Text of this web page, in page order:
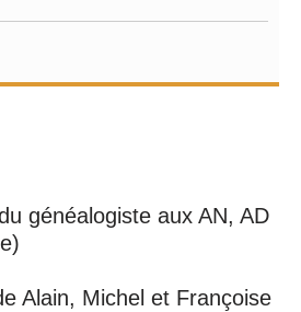
généalogiste aux AN, AD
Alain, Michel et Françoise